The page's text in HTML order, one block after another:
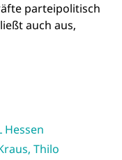
parteipolitisch
auch aus,
Hessen
, Thilo